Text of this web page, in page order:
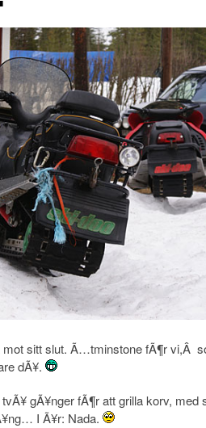
mot sitt slut. Ã…tminstone fÃ¶r vi,Â
dÃ¥.
gÃ¥nger fÃ¶r att grilla korv, med
I Ã¥r: Nada.